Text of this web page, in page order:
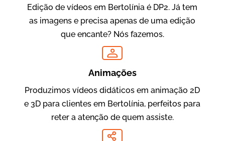
Vídeo Institucional
Edição de vídeos em Bertolínia é DP2. Já tem
as imagens e precisa apenas de uma edição
que encante? Nós fazemos.
Animações
Produzimos vídeos didáticos em animação 2D
e 3D para clientes em Bertolínia, perfeitos para
reter a atenção de quem assiste.